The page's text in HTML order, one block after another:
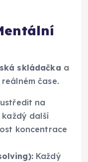
skládačka a
reálném čase.
na
další
koncentrace
Každý